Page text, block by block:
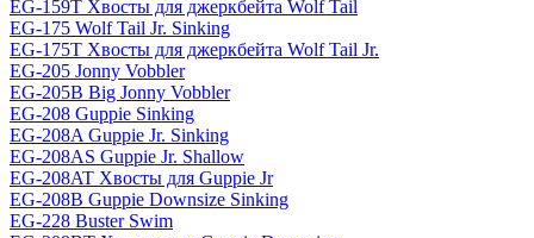
EG-159T Хвосты для джеркбейта Wolf Tail
EG-175 Wolf Tail Jr. Sinking
EG-175T Хвосты для джеркбейта Wolf Tail Jr.
EG-205 Jonny Vobbler
EG-205B Big Jonny Vobbler
EG-208 Guppie Sinking
EG-208A Guppie Jr. Sinking
EG-208AS Guppie Jr. Shallow
EG-208AT Хвосты для Guppie Jr
EG-208B Guppie Downsize Sinking
EG-228 Buster Swim